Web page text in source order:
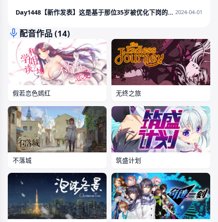
Day1448【新作发表】这是基于那位35岁被优化下岗的独立游戏制作...... 2024-04-01
配音作品 (14)
假若恋色嫣红 无终之旅
不落城 筑盛计划